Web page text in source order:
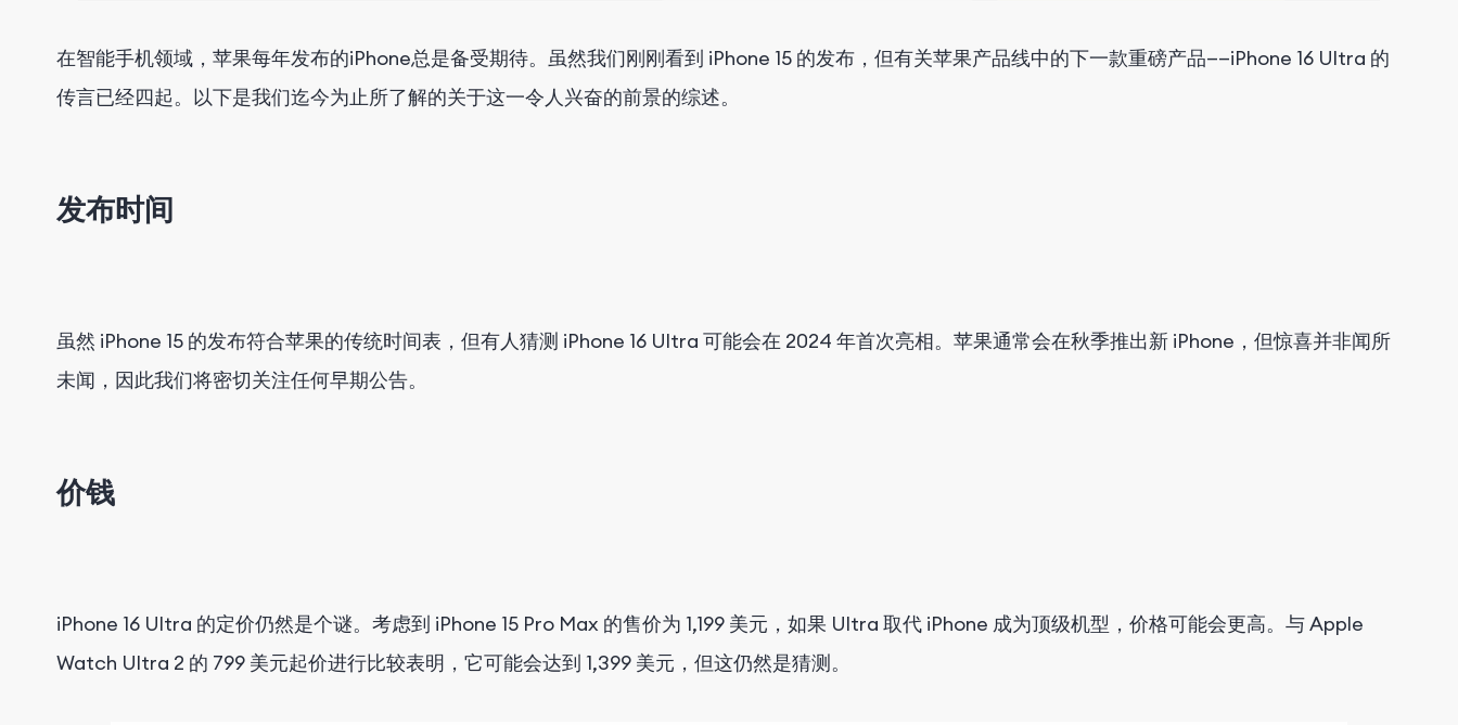
在智能手机领域，苹果每年发布的iPhone总是备受期待。虽然我们刚刚看到 iPhone 15 的发布，但有关苹果产品线中的下一款重磅产品——iPhone 16 Ultra 的
传言已经四起。以下是我们迄今为止所了解的关于这一令人兴奋的前景的综述。
发布时间
虽然 iPhone 15 的发布符合苹果的传统时间表，但有人猜测 iPhone 16 Ultra 可能会在 2024 年首次亮相。苹果通常会在秋季推出新 iPhone，但惊喜并非闻所
未闻，因此我们将密切关注任何早期公告。
价钱
iPhone 16 Ultra 的定价仍然是个谜。考虑到 iPhone 15 Pro Max 的售价为 1,199 美元，如果 Ultra 取代 iPhone 成为顶级机型，价格可能会更高。与 Apple
Watch Ultra 2 的 799 美元起价进行比较表明，它可能会达到 1,399 美元，但这仍然是猜测。